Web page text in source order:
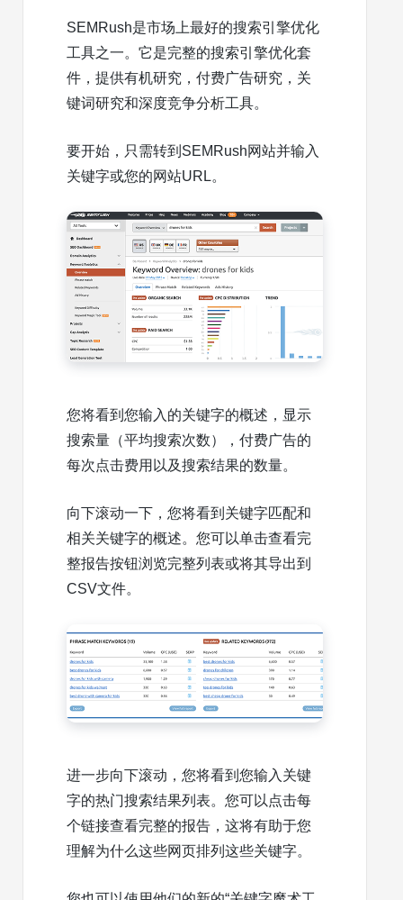
SEMRush是市场上最好的搜索引擎优化
工具之一。它是完整的搜索引擎优化套
件，提供有机研究，付费广告研究，关
键词研究和深度竞争分析工具。
要开始，只需转到SEMRush网站并输入
关键字或您的网站URL。
您将看到您输入的关键字的概述，显示
搜索量（平均搜索次数），付费广告的
每次点击费用以及搜索结果的数量。
向下滚动一下，您将看到关键字匹配和
相关关键字的概述。您可以单击查看完
整报告按钮浏览完整列表或将其导出到
CSV文件。
进一步向下滚动，您将看到您输入关键
字的热门搜索结果列表。您可以点击每
个链接查看完整的报告，这将有助于您
理解为什么这些网页排列这些关键字。